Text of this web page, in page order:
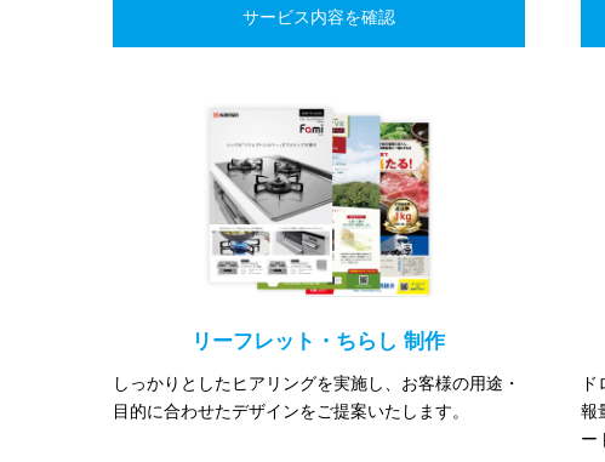
リーフレット・ちらし 制作
しっかりとしたヒアリングを実施し、お客様の用途・
目的に合わせたデザインをご提案いたします。
報
ー